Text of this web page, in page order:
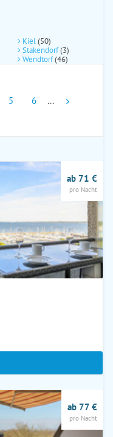
Kiel(50)
Stakendorf(3)
Wendtorf(46)
5 6 ...
ab 71 €
pro Nacht
ab 77 €
pro Nacht